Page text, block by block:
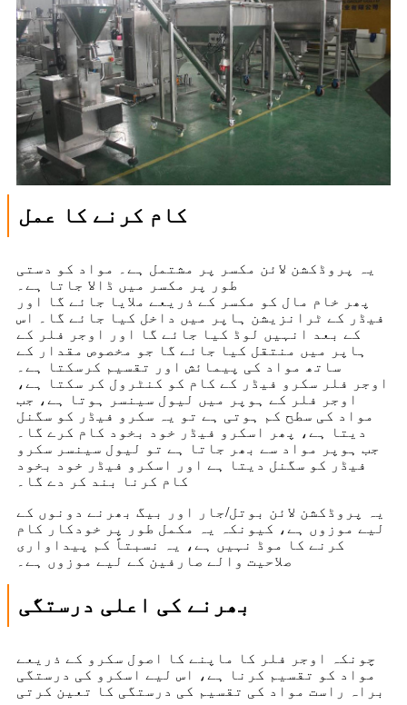
کام کرنے کا عمل
یہ پروڈکشن لائن مکسر پر مشتمل ہے۔ مواد کو دستی
طور پر مکسر میں ڈالا جاتا ہے۔
پھر خام مال کو مکسر کے ذریعے ملایا جائے گا اور
فیڈر کے ٹرانزیشن ہاپر میں داخل کیا جائے گا۔ اس
کے بعد انہیں لوڈ کیا جائے گا اور اوجر فلر کے
ہاپر میں منتقل کیا جائے گا جو مخصوص مقدار کے
ساتھ مواد کی پیمائش اور تقسیم کرسکتا ہے۔
اوجر فلر سکرو فیڈر کے کام کو کنٹرول کر سکتا ہے،
اوجر فلر کے ہوپر میں لیول سینسر ہوتا ہے، جب
مواد کی سطح کم ہوتی ہے تو یہ سکرو فیڈر کو سگنل
دیتا ہے، پھر اسکرو فیڈر خود بخود کام کرے گا۔
جب ہوپر مواد سے بھر جاتا ہے تو لیول سینسر سکرو
فیڈر کو سگنل دیتا ہے اور اسکرو فیڈر خود بخود
کام کرنا بند کر دے گا۔
یہ پروڈکشن لائن بوتل/جار اور بیگ بھرنے دونوں کے
لیے موزوں ہے، کیونکہ یہ مکمل طور پر خودکار کام
کرنے کا موڈ نہیں ہے، یہ نسبتاً کم پیداواری
صلاحیت والے صارفین کے لیے موزوں ہے۔
بھرنے کی اعلی درستگی
چونکہ اوجر فلر کا ماپنے کا اصول سکرو کے ذریعے
مواد کو تقسیم کرنا ہے، اس لیے اسکرو کی درستگی
براہ راست مواد کی تقسیم کی درستگی کا تعین کرتی